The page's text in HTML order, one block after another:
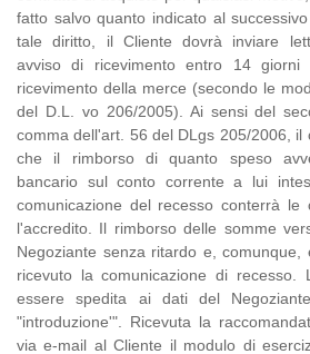
fatto salvo quanto indicato al
tale diritto, il Cliente dovrà inviare
avviso di ricevimento entro 14
ricevimento della merce (secondo le
del D.L. vo 206/2005). Ai sensi del
comma dell'art. 56 del DLgs 205/2006, il
che il rimborso di quanto speso
bancario sul conto corrente a lui
comunicazione del recesso conterrà le
l'accredito. Il rimborso delle somme
Negoziante senza ritardo e,
ricevuto la comunicazione di recesso.
essere spedita ai dati del
"introduzione'". Ricevuta la
via e-mail al Cliente il modulo di